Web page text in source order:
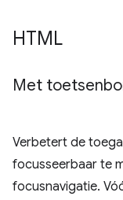
HTML
Met
Verbetert de
focusseerbaar te
focusnavigatie.